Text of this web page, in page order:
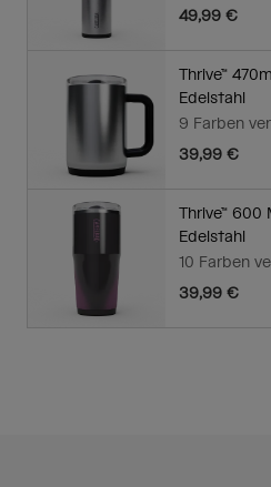
49,99 €
Thrive™
Edelstahl
9 Farben
39,99 €
Thrive™ 600
Edelstahl
10 Farben
39,99 €